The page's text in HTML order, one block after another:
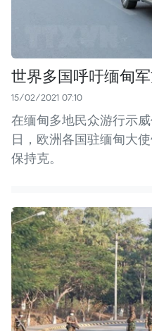
世界多国呼吁缅甸
15/02/2021 07:10
在缅甸多地民众游行示
日，欧洲各国驻缅甸大
保持克。